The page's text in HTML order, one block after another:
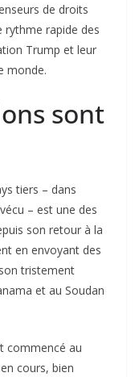
de droits
rythme rapide des
Trump et leur
monde.
sont
tiers – dans
– est une des
son retour à la
en envoyant des
tristement
et au Soudan
commencé au
cours, bien